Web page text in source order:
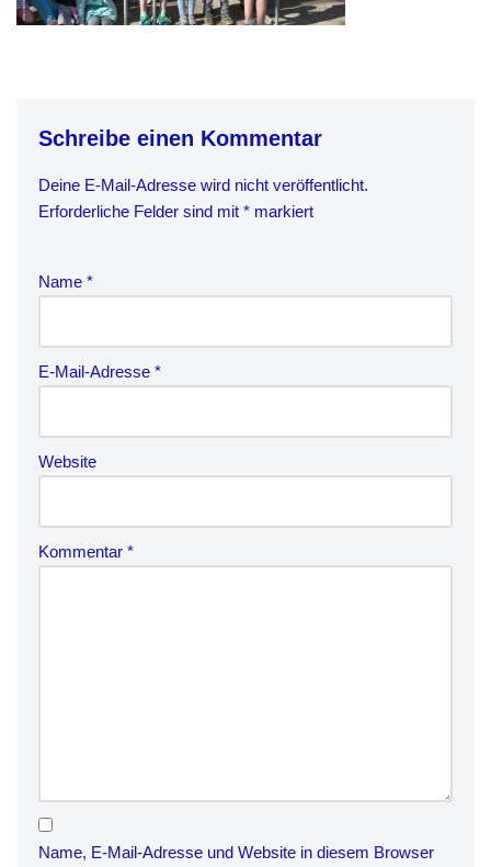
Schreibe einen Kommentar
Deine E-Mail-Adresse wird nicht veröffentlicht.
Erforderliche Felder sind mit * markiert
Name *
E-Mail-Adresse *
Website
Kommentar *
Name, E-Mail-Adresse und Website in diesem Browser